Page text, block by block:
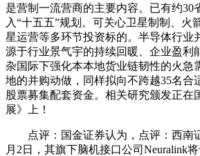
是营制一流营商的主要内容。已有约30
入“十五五”规划。可关心卫星制制、火
星运营等多环节投资标的。半导体行业
源于行业景气宇的持续回暖、企业盈利
杂国际下强化本本地货业链韧性的火急
地的并购动做，同样拟向不跨越35名合
股票募集配套资金。相关研究颁发正在
展》上！
点评：国金证券认为，点评：西南
月2日，其旗下脑机接口公司Neuralink